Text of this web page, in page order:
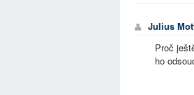
Julius
Proč
ho